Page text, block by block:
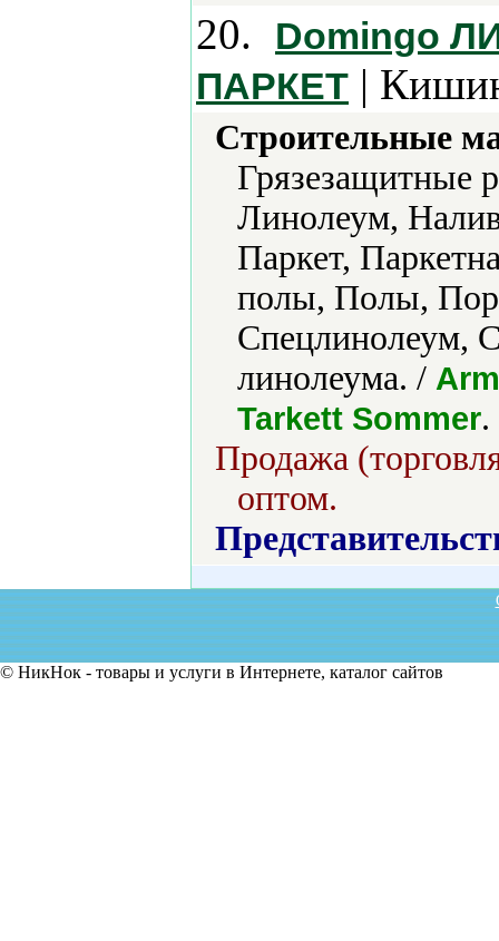
20.
Domingo
ПАРКЕТ |
Строительные
Грязезащитные
Линолеум,
Паркет,
полы, Полы,
Спецлинолеум,
линолеума. /
Tarkett Sommer.
Продажа
оптом.
© НикНок - товары и услуги в Интернете, каталог сайтов